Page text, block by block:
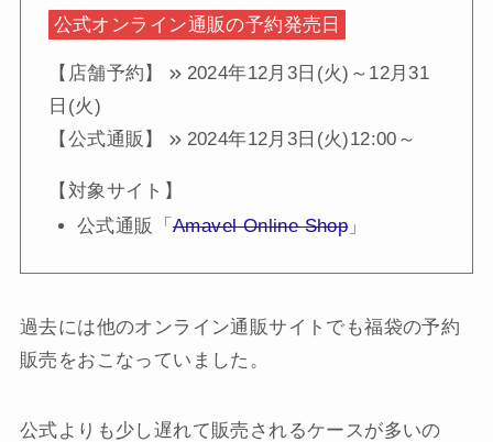
公式オンライン通販の予約発売日
【店舗予約】
2024年12月3日(火)～12月31
日(火)
【公式通販】
2024年12月3日(火)12:00～
【対象サイト】
公式通販「 Amavel Online Shop」
過去には他のオンライン通販サイトでも福袋の予約
販売をおこなっていました。
公式よりも少し遅れて販売されるケースが多いの